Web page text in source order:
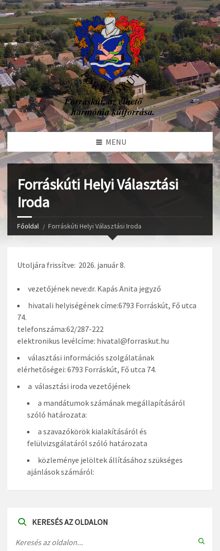
MENU
Forráskúti Helyi Választási
Iroda
Főoldal Forráskúti Helyi Választási Iroda
Utoljára frissítve: 2026. január 8.
vezetőjének neve:dr. Kapás Anita jegyző
hivatali helyiségének címe:6793 Forráskút, Fő utca
74.
telefonszáma:62/287-222
elektronikus levélcíme: hivatal@forraskut.hu
választási információs szolgálatának
elérhetőségei: 6793 Forráskút, Fő utca 74.
a választási iroda vezetőjének
a mandátumok számának megállapításáról
szóló határozata:
a szavazókörök kialakításáról és
felülvizsgálatáról szóló határozata
közleménye jelöltek állításához szükséges
ajánlások számáról:
KERESÉS AZ OLDALON